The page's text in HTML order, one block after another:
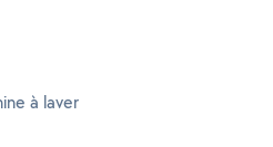
à laver